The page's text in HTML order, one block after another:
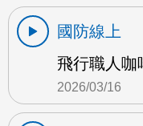
國防線上
飛行職人咖
2026/03/16